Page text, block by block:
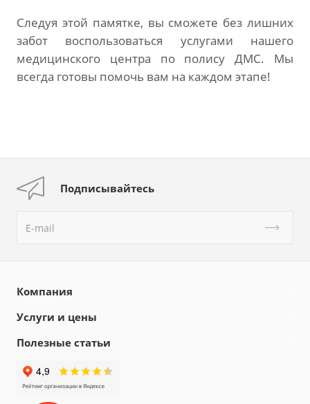
Следуя этой памятке, вы сможете без лишних
забот воспользоваться услугами нашего
медицинского центра по полису ДМС. Мы
всегда готовы помочь вам на каждом этапе!
Подписывайтесь
Компания
Услуги и цены
Полезные статьи